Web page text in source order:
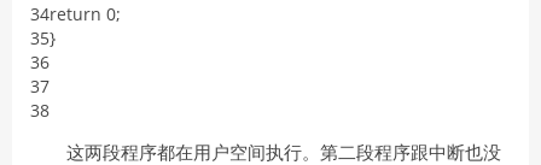
34
35
36
37
38
return 0;
}
这两段程序都在用户空间执行。第二段程序跟中断也没